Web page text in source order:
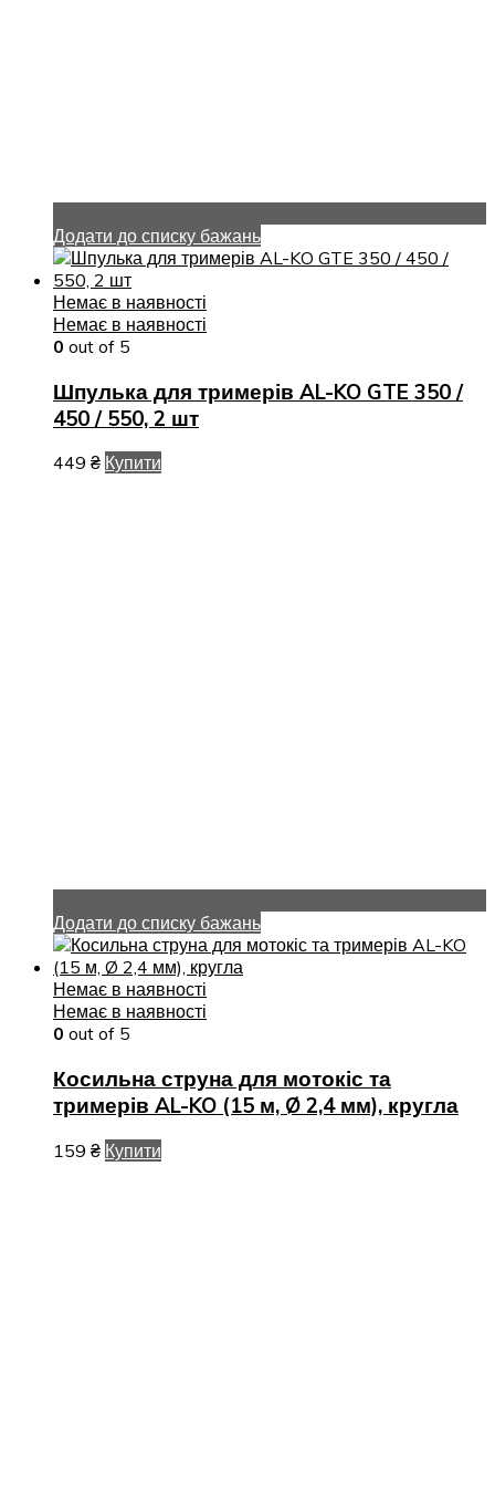
Додати до списку бажань
Немає в наявності
Немає в наявності
0 out of 5
Шпулька для тримерів AL-KO GTE 350 /
450 / 550, 2 шт
449 ₴ Купити
Додати до списку бажань
Немає в наявності
Немає в наявності
0 out of 5
Косильна струна для мотокіс та
тримерів AL-KO (15 м, Ø 2,4 мм), кругла
159 ₴ Купити